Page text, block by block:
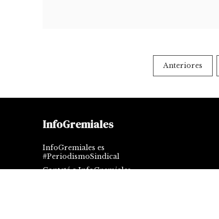
entradas
Anteriores
InfoGremiales
InfoGremiales es
#PeriodismoSindical
Contctá a InfoGremiales